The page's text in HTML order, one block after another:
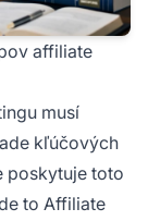
affiliate
musí
kľúčových
poskytuje toto
to Affiliate